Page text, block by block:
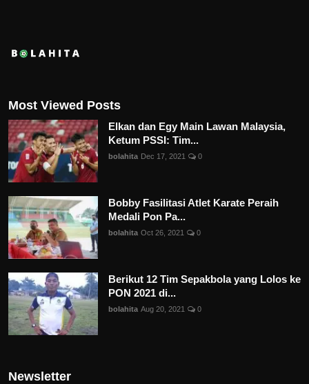
Most Viewed Posts
Elkan dan Egy Main Lawan Malaysia,
Ketum PSSI: Tim...
bolahita Dec 17, 2021 0
Bobby Fasilitasi Atlet Karate Peraih
Medali Pon Pa...
bolahita Oct 26, 2021 0
Berikut 12 Tim Sepakbola yang Lolos ke
PON 2021 di...
bolahita Aug 20, 2021 0
Newsletter